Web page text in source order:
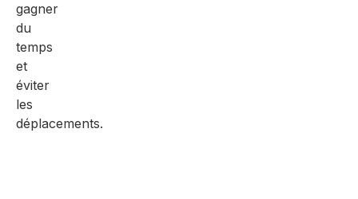
gagner
du
temps
et
éviter
les
déplacements.